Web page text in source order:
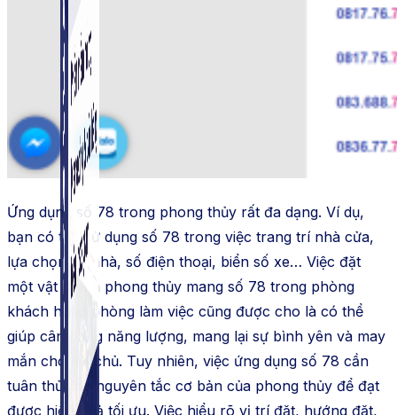
Simple Instagram
Phần mềm gửi follow, nhắn tin, nuôi nick Instagram.
Ứng dụng số 78 trong phong thủy rất đa dạng. Ví dụ,
bạn có thể sử dụng số 78 trong việc trang trí nhà cửa,
lựa chọn số nhà, số điện thoại, biển số xe… Việc đặt
một vật phẩm phong thủy mang số 78 trong phòng
khách hoặc phòng làm việc cũng được cho là có thể
giúp cân bằng năng lượng, mang lại sự bình yên và may
mắn cho gia chủ. Tuy nhiên, việc ứng dụng số 78 cần
tuân thủ các nguyên tắc cơ bản của phong thủy để đạt
được hiệu quả tối ưu. Việc hiểu rõ vị trí đặt, hướng đặt,